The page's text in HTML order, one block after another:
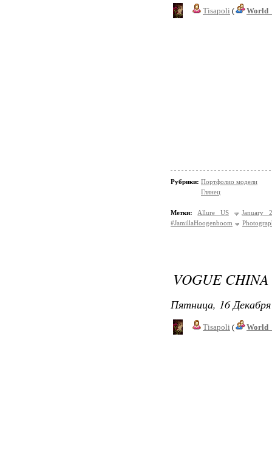
Tisapoli (
Рубрики: Портфолио модели
Глянец
Метки: Allure US
January
#JamillaHoogenboom
VOGUE
Пятница, 16
Tisapoli (